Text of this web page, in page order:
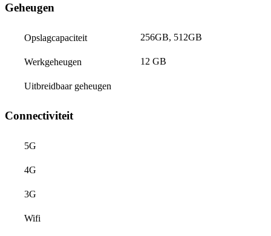
Geheugen
Opslagcapaciteit 256GB, 512GB
Werkgeheugen 12 GB
Uitbreidbaar geheugen
Connectiviteit
5G
4G
3G
Wifi